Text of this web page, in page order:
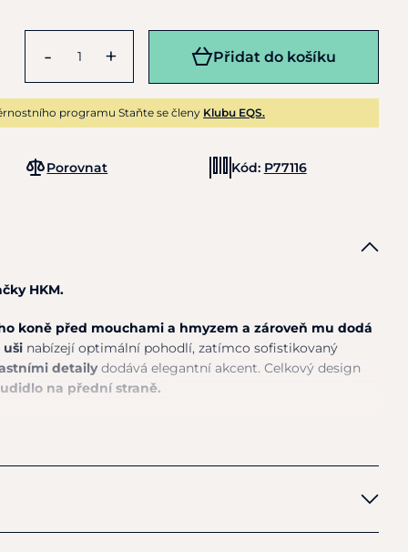
- + Přidat do košíku
programu Staňte se členy Klubu EQS.
Porovnat Kód: P77116
HKM.
koně před mouchami a hmyzem a zároveň mu dodá
uši nabízejí optimální pohodlí, zatímco sofistikovaný
detailydodává elegantní akcent. Celkový design
na přední straně.
30°.